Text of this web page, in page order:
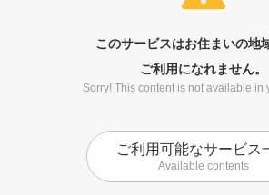
このサービスはお住まいの地
ご利用になれません。
Sorry! This content is not available in
ご利用可能なサービス
Available contents